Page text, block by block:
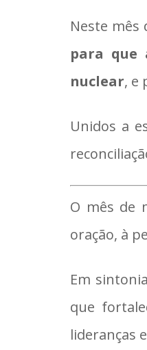
Neste mês
para que
nuclear, e
Unidos a
O mês de
oração, à
Em
que
lideranças